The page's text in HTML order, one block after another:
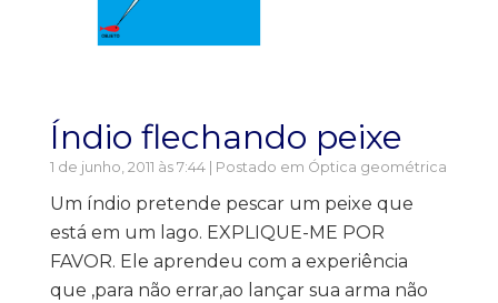
Índio flechando peixe
1 de junho, 2011 às 7:44 | Postado em Óptica geométrica
Um índio pretende pescar um peixe que
está em um lago. EXPLIQUE-ME POR
FAVOR. Ele aprendeu com a experiência
que ,para não errar,ao lançar sua arma não